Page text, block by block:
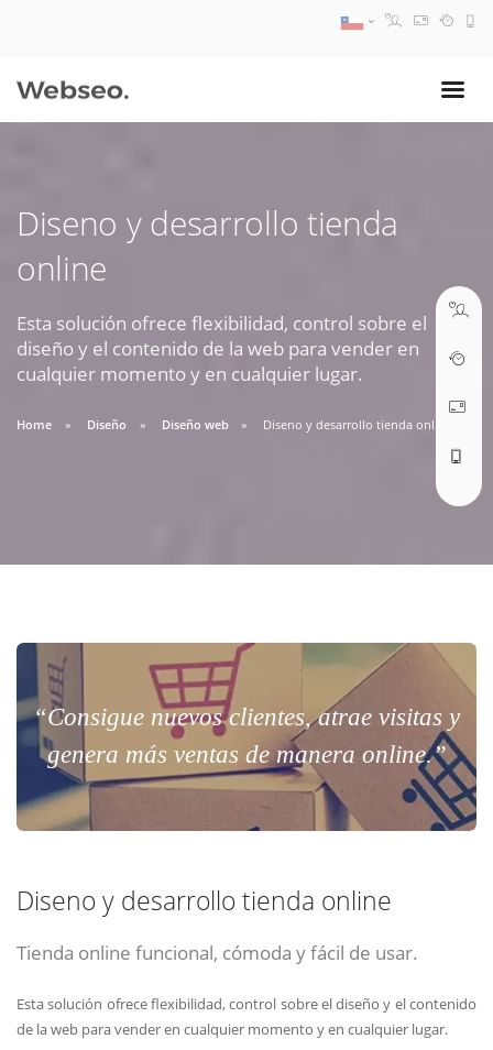
Diseno y desarrollo tienda
online
Esta solución ofrece flexibilidad, control sobre el
diseño y el contenido de la web para vender en
cualquier momento y en cualquier lugar.
Home Diseño Diseño web Diseno y desarrollo tienda online
“Consigue nuevos clientes, atrae visitas y
genera más ventas de manera online.”
Diseno y desarrollo tienda online
Tienda online funcional, cómoda y fácil de usar.
Esta solución ofrece flexibilidad, control sobre el diseño y el contenido
de la web para vender en cualquier momento y en cualquier lugar.
09:30 AM A 18:30 PM
ABRIR TICKET